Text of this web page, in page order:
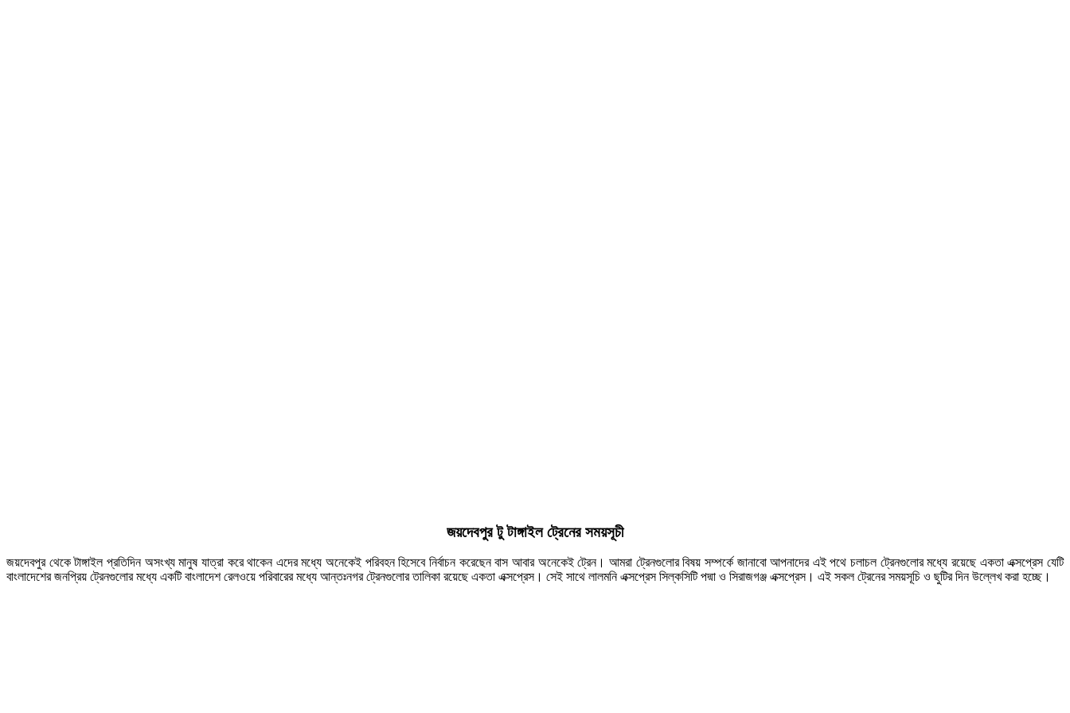
জয়দেবপুর টু টাঙ্গাইল ট্রেনের সময়সূচী
জয়দেবপুর থেকে টাঙ্গাইল প্রতিদিন অসংখ্য মানুষ যাত্রা করে থাকেন এদের মধ্যে অনেকেই পরিবহন হিসেবে নির্বাচন করেছেন বাস আবার অনেকেই ট্রেন। আমরা ট্রেনগুলোর বিষয় সম্পর্কে জানাবো আপনাদের এই পথে চলাচল ট্রেনগুলোর মধ্যে রয়েছে একতা এক্সপ্রেস যেটি
বাংলাদেশের জনপ্রিয় ট্রেনগুলোর মধ্যে একটি বাংলাদেশ রেলওয়ে পরিবারের মধ্যে আন্তঃনগর ট্রেনগুলোর তালিকা রয়েছে একতা এক্সপ্রেস। সেই সাথে লালমনি এক্সপ্রেস সিল্কসিটি পদ্মা ও সিরাজগঞ্জ এক্সপ্রেস। এই সকল ট্রেনের সময়সূচি ও ছুটির দিন উল্লেখ করা হচ্ছে।